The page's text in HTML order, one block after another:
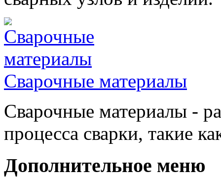
Сварочные материалы
Сварочные материалы -
процесса сварки, такие
Дополнительное меню